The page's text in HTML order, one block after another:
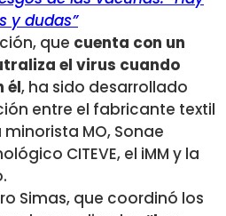
y dudas”
que cuenta con un
el virus cuando
él, ha sido desarrollado
entre el fabricante textil
MO, Sonae
CITEVE, el iMM y la
Simas, que coordinó los